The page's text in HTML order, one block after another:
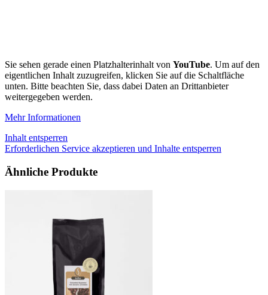
Sie sehen gerade einen Platzhalterinhalt von YouTube. Um auf den
eigentlichen Inhalt zuzugreifen, klicken Sie auf die Schaltfläche
unten. Bitte beachten Sie, dass dabei Daten an Drittanbieter
weitergegeben werden.
Mehr Informationen
Inhalt entsperren
Erforderlichen Service akzeptieren und Inhalte entsperren
Ähnliche Produkte